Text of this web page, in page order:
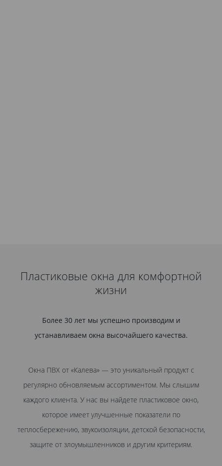
Пластиковые окна для комфортной
жизни
Более 30 лет мы успешно производим и
устанавливаем окна высочайшего качества.
Окна ПВХ от «Калева» — это уникальный продукт с
регулярно обновляемым ассортиментом. Мы слышим
каждого клиента. У нас вы найдете пластиковое окно,
которое имеет улучшенные показатели по
теплосбережению, звукоизоляции, детской безопасности,
защите от злоумышленников и другим критериям.